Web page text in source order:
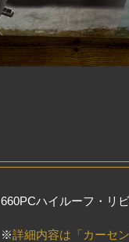
660PCハイルーフ・リ
※詳細内容は「カーセ